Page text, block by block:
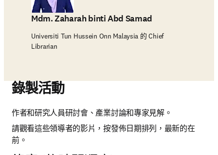
Mdm. Zaharah binti Abd Samad
Universiti Tun Hussein Onn Malaysia 的 Chief
Librarian
錄製活動
作者和研究人員研討會、產業討論和專家見解。
請觀看這些領導者的影片，按發佈日期排列，最新的在
前。